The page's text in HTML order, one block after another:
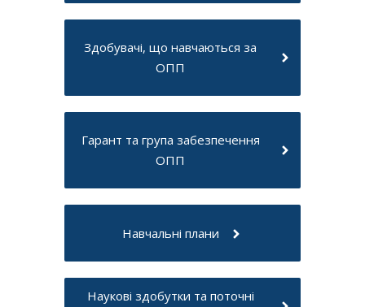
Здобувачі, що навчаються за
ОПП
Гарант та група забезпечення
ОПП
Навчальні плани
Наукові здобутки та поточні